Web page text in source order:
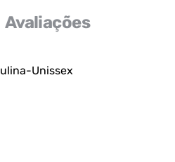
Avaliações